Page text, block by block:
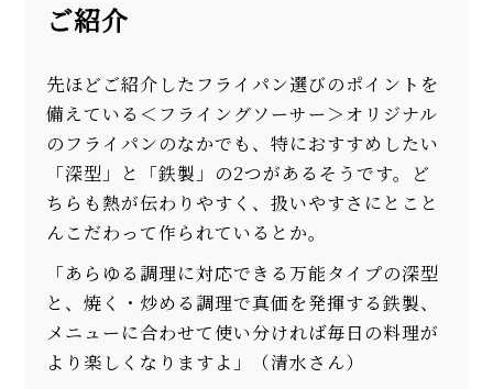
ご紹介
先ほどご紹介したフライパン選びのポイントを
備えている＜フライングソーサー＞オリジナル
のフライパンのなかでも、特におすすめしたい
「深型」と「鉄製」の2つがあるそうです。ど
ちらも熱が伝わりやすく、扱いやすさにとこと
んこだわって作られているとか。
「あらゆる調理に対応できる万能タイプの深型
と、焼く・炒める調理で真価を発揮する鉄製、
メニューに合わせて使い分ければ毎日の料理が
より楽しくなりますよ」（清水さん）